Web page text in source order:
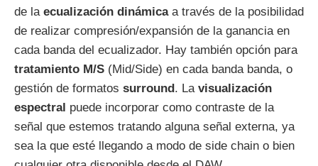
de la ecualización dinámica a través de la posibilidad
de realizar compresión/expansión de la ganancia en
cada banda del ecualizador. Hay también opción para
tratamiento M/S (Mid/Side) en cada banda banda, o
gestión de formatos surround. La visualización
espectral puede incorporar como contraste de la
señal que estemos tratando alguna señal externa, ya
sea la que esté llegando a modo de side chain o bien